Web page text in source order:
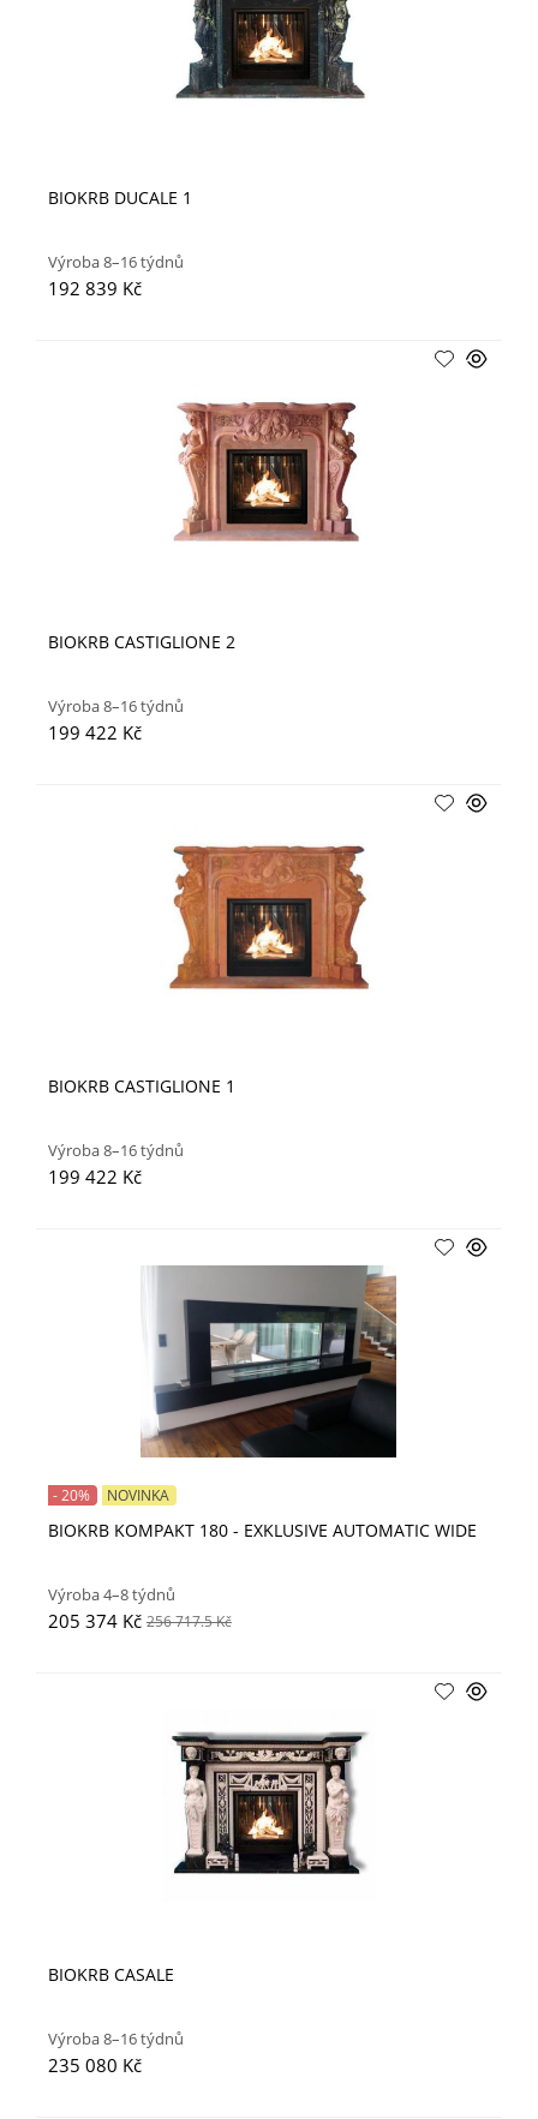
BIOKRB DUCALE 1
Výroba 8–16 týdnů
192 839 Kč
BIOKRB CASTIGLIONE 2
Výroba 8–16 týdnů
199 422 Kč
BIOKRB CASTIGLIONE 1
Výroba 8–16 týdnů
199 422 Kč
BIOKRB KOMPAKT 180 - EXKLUSIVE AUTOMATIC WIDE
- 20% NOVINKA
Výroba 4–8 týdnů
205 374 Kč 256 717.5 Kč
BIOKRB CASALE
Výroba 8–16 týdnů
235 080 Kč